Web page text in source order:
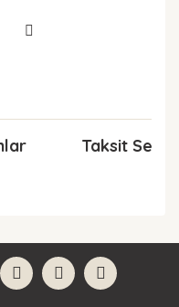
Taksit
ederiz.